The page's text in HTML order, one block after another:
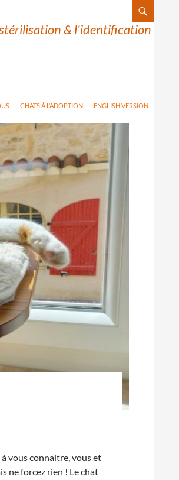
& l'identification
CHATS À L’ADOPTION ENGLISH VERSION
vous connaitre, vous et
ne forcez rien ! Le chat